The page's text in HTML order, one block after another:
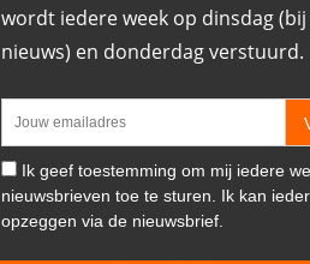
wordt iedere week op dinsdag (bij
nieuws) en donderdag verstuurd.
Ik geef toestemming om mij iedere
nieuwsbrieven toe te sturen. Ik kan
opzeggen via de nieuwsbrief.